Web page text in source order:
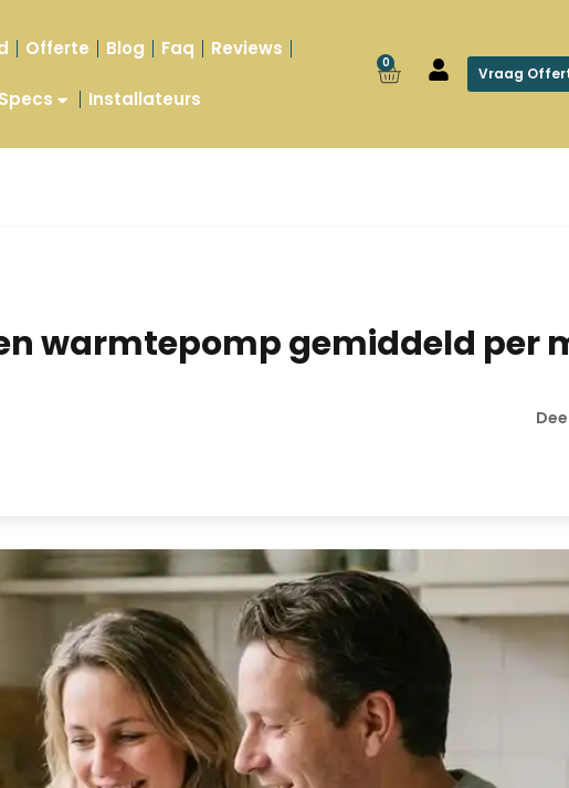
Offerte Blog Faq Reviews
Specs Installateurs
0
Vraag
warmtepomp gemiddeld per